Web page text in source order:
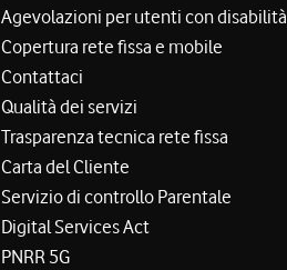
Agevolazioni per utenti con disabilità
Copertura rete fissa e mobile
Contattaci
Qualità dei servizi
Trasparenza tecnica rete fissa
Carta del Cliente
Servizio di controllo Parentale
Digital Services Act
PNRR 5G